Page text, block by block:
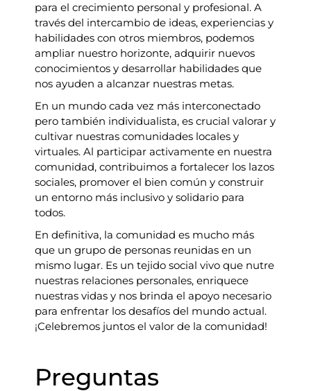
para el crecimiento personal y profesional. A
través del intercambio de ideas, experiencias y
habilidades con otros miembros, podemos
ampliar nuestro horizonte, adquirir nuevos
conocimientos y desarrollar habilidades que
nos ayuden a alcanzar nuestras metas.
En un mundo cada vez más interconectado
pero también individualista, es crucial valorar y
cultivar nuestras comunidades locales y
virtuales. Al participar activamente en nuestra
comunidad, contribuimos a fortalecer los lazos
sociales, promover el bien común y construir
un entorno más inclusivo y solidario para
todos.
En definitiva, la comunidad es mucho más
que un grupo de personas reunidas en un
mismo lugar. Es un tejido social vivo que nutre
nuestras relaciones personales, enriquece
nuestras vidas y nos brinda el apoyo necesario
para enfrentar los desafíos del mundo actual.
¡Celebremos juntos el valor de la comunidad!
Preguntas